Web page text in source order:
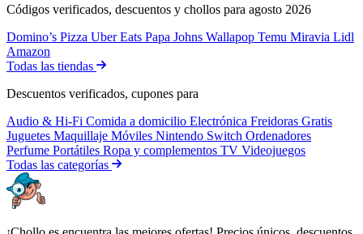
Códigos verificados, descuentos y chollos para agosto 2026
Domino’s Pizza Uber Eats Papa Johns Wallapop Temu Miravia Lidl
Amazon
Todas las tiendas
Descuentos verificados, cupones para
Audio & Hi-Fi Comida a domicilio Electrónica Freidoras Gratis
Juguetes Maquillaje Móviles Nintendo Switch Ordenadores
Perfume Portátiles Ropa y complementos TV Videojuegos
Todas las categorías